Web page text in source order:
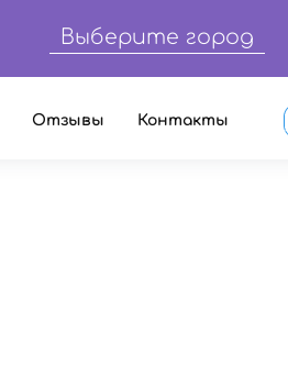
Выберите город
Отзывы Контакты